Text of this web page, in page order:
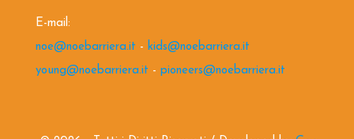
E-mail:
noe@noebarriera.it - kids@noebarriera.it
young@noebarriera.it - pioneers@noebarriera.it